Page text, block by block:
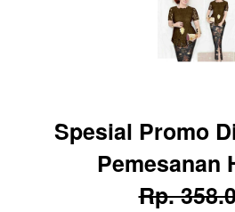
Spesial Promo
Pemesanan
Rp.